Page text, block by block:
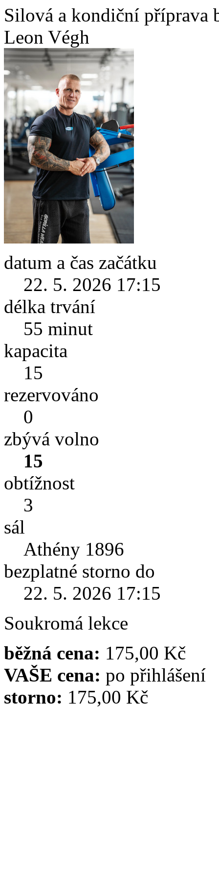
Silová a kondiční příprava
Leon Végh
datum a čas začátku
22. 5. 2026 17:15
délka trvání
55 minut
kapacita
15
rezervováno
0
zbývá volno
15
obtížnost
3
sál
Athény 1896
bezplatné storno do
22. 5. 2026 17:15
Soukromá lekce
běžná cena: 175,00 Kč
VAŠE cena: po přihlášení
storno: 175,00 Kč